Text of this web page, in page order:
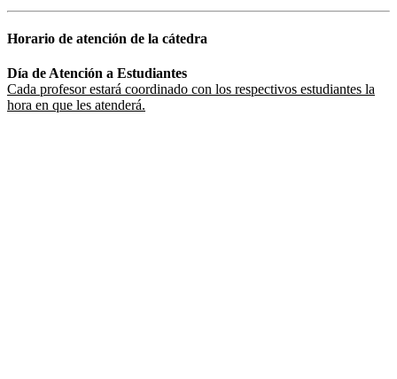
Horario de atención de la cátedra
Día de Atención a Estudiantes
Cada profesor estará coordinado con los respectivos estudiantes la
hora en que les atenderá.